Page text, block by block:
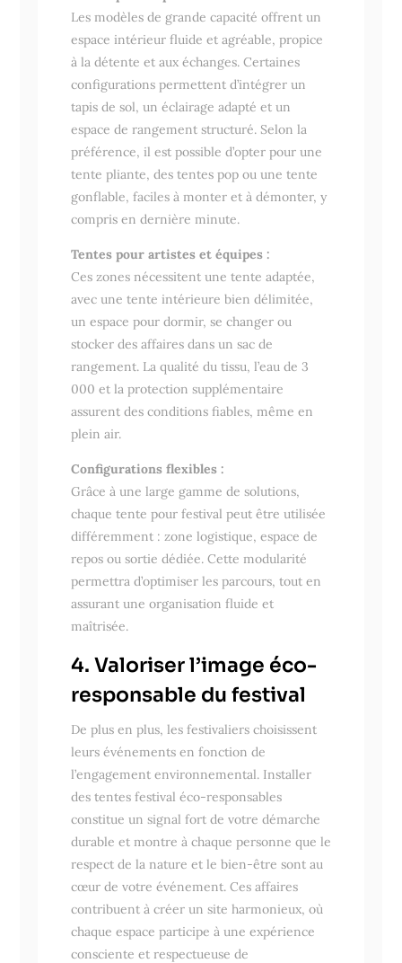
Les modèles de grande capacité offrent un
espace intérieur fluide et agréable, propice
à la détente et aux échanges. Certaines
configurations permettent d’intégrer un
tapis de sol, un éclairage adapté et un
espace de rangement structuré. Selon la
préférence, il est possible d’opter pour une
tente pliante, des tentes pop ou une tente
gonflable, faciles à monter et à démonter, y
compris en dernière minute.
Tentes pour artistes et équipes :
Ces zones nécessitent une tente adaptée,
avec une tente intérieure bien délimitée,
un espace pour dormir, se changer ou
stocker des affaires dans un sac de
rangement. La qualité du tissu, l’eau de 3
000 et la protection supplémentaire
assurent des conditions fiables, même en
plein air.
Configurations flexibles :
Grâce à une large gamme de solutions,
chaque tente pour festival peut être utilisée
différemment : zone logistique, espace de
repos ou sortie dédiée. Cette modularité
permettra d’optimiser les parcours, tout en
assurant une organisation fluide et
maîtrisée.
4. Valoriser l’image éco-
responsable du festival
De plus en plus, les festivaliers choisissent
leurs événements en fonction de
l’engagement environnemental. Installer
des tentes festival éco-responsables
constitue un signal fort de votre démarche
durable et montre à chaque personne que le
respect de la nature et le bien-être sont au
cœur de votre événement. Ces affaires
contribuent à créer un site harmonieux, où
chaque espace participe à une expérience
consciente et respectueuse de